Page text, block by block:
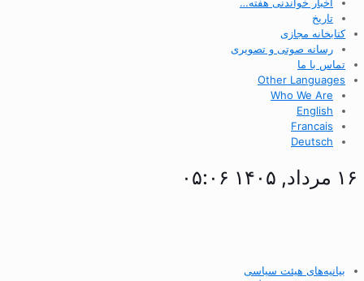
تاریخ
کتابخانه مجازی
رسانه صوتی و تصویری
تماس با ما
Other Languages
Who We Are
English
Francais
Deutsch
۱۶ مرداد, ۱۴۰۵ ۰۵:۰۶
بیانیه‌های هیئت سیاسی